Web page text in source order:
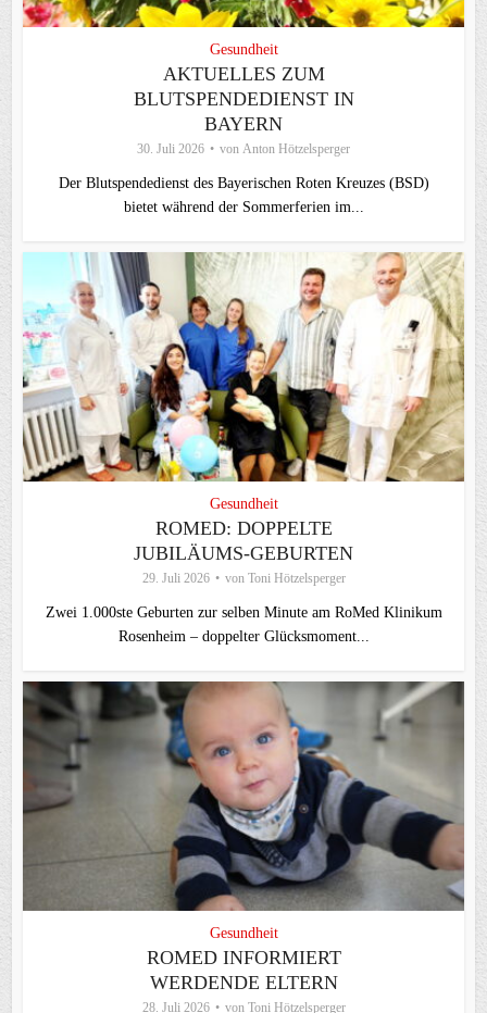
Gesundheit
AKTUELLES ZUM
BLUTSPENDEDIENST IN
BAYERN
30. Juli 2026 von Anton Hötzelsperger
Der Blutspendedienst des Bayerischen Roten Kreuzes (BSD)
bietet während der Sommerferien im...
Gesundheit
ROMED: DOPPELTE
JUBILÄUMS-GEBURTEN
29. Juli 2026 von Toni Hötzelsperger
Zwei 1.000ste Geburten zur selben Minute am RoMed Klinikum
Rosenheim – doppelter Glücksmoment...
Gesundheit
ROMED INFORMIERT
WERDENDE ELTERN
28. Juli 2026 von Toni Hötzelsperger